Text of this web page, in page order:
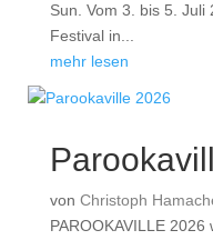
Sun. Vom 3. bis 5.
Festival in...
mehr lesen
von Christoph
PAROOKAVILLE